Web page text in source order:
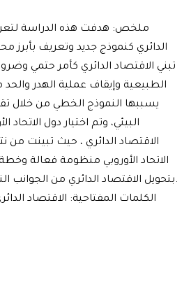
ملخص: هدفت هذه الدراسة
الدائري كنموذج جديد وتعريف بأبرز
تبني الاقتصاد الدائري كأمر حتمي
الطبيعية وإيقاف عملية الهدر والحد
يسببها النموذج الخطي من خلال
البيئي، وتم اختيار دول
الاقتصاد الدائري ، حيث تبينت من
الاتحاد الأوروبي منظومة فعالة
بتحويل الاقتصاد الدائري من الجوانب النظري إلى الحياة الواقعية.
الكلمات المفتاحية: الاقتصاد